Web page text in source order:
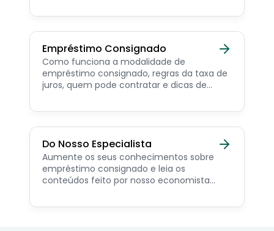
pensionista e beneficiários de programas
Empréstimo Consignado
Como funciona a modalidade de
empréstimo consignado, regras da taxa de
juros, quem pode contratar e dicas de
Do Nosso Especialista
Aumente os seus conhecimentos sobre
empréstimo consignado e leia os
conteúdos feito por nosso economista